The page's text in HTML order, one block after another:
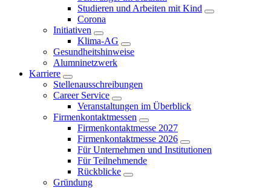
Studieren und Arbeiten mit Kind
Corona
Initiativen
Klima-AG
Gesundheitshinweise
Alumninetzwerk
Karriere
Stellenausschreibungen
Career Service
Veranstaltungen im Überblick
Firmenkontaktmessen
Firmenkontaktmesse 2027
Firmenkontaktmesse 2026
Für Unternehmen und Institutionen
Für Teilnehmende
Rückblicke
Gründung